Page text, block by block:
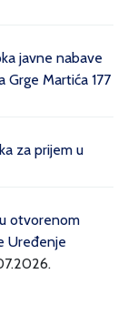
javne nabave
Martića 177
za prijem u
otvorenom
Uređenje